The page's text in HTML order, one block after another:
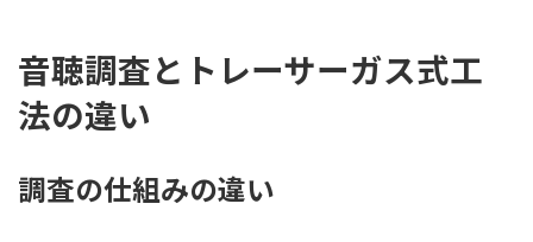
音聴調査とトレーサーガス式工
法の違い
調査の仕組みの違い